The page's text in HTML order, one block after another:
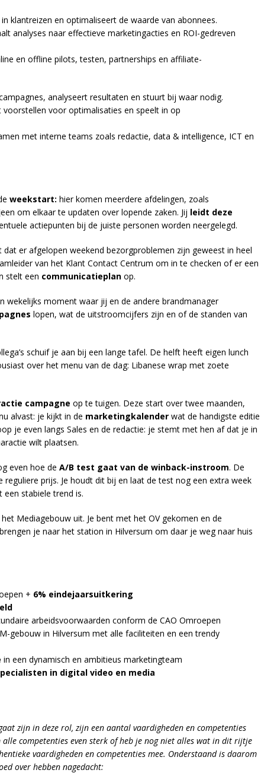
in klantreizen en optimaliseert de waarde van abonnees.
analyses naar effectieve marketingacties en ROI-gedreven
en offline pilots, testen, partnerships en affiliate-
analyseert resultaten en stuurt bij waar nodig.
voorstellen voor optimalisaties en speelt in op
met interne teams zoals redactie, data & intelligence, ICT en
weekstart: hier komen meerdere afdelingen, zoals
om elkaar te updaten over lopende zaken. Jij leidt deze
actiepunten bij de juiste personen worden neergelegd.
dat er afgelopen weekend bezorgproblemen zijn geweest in heel
van het Klant Contact Centrum om in te checken of er een
stelt een communicatieplan op.
wekelijks moment waar jij en de andere brandmanager
lopen, wat de uitstroomcijfers zijn en of de standen van
schuif je aan bij een lange tafel. De helft heeft eigen lunch
over het menu van de dag: Libanese wrap met zoete
campagne op te tuigen. Deze start over twee maanden,
alvast: je kijkt in de marketingkalender wat de handigste editie
je even langs Sales en de redactie: je stemt met hen af dat je in
wilt plaatsen.
even hoe de A/B test gaat van de winback-instroom. De
prijs. Je houdt dit bij en laat de test nog een extra week
stabiele trend is.
Mediagebouw uit. Je bent met het OV gekomen en de
je naar het station in Hilversum om daar je weg naar huis
+ 6% eindejaarsuitkering
arbeidsvoorwaarden conform de CAO Omroepen
gebouw in Hilversum met alle faciliteiten en een trendy
in een dynamisch en ambitieus marketingteam
in digital video en media
zijn in deze rol, zijn een aantal vaardigheden en competenties
competenties even sterk of heb je nog niet alles wat in dit rijtje
vaardigheden en competenties mee. Onderstaand is daarom
over hebben nagedacht: